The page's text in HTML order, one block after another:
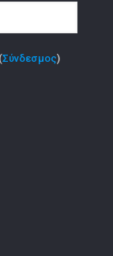
Σύνδεσμος)